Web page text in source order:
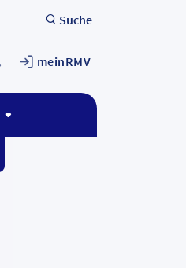
Suche
meinRMV